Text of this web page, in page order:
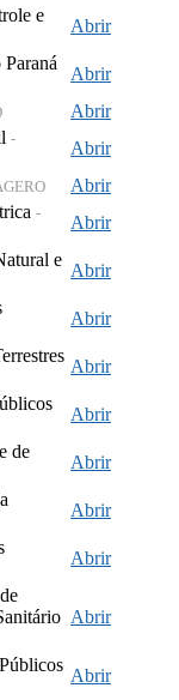
e
Abrir
Abrir
Abrir
-
Abrir
Abrir
-
Abrir
e
Abrir
Abrir
Abrir
Abrir
de
Abrir
Abrir
Abrir
Abrir
Abrir